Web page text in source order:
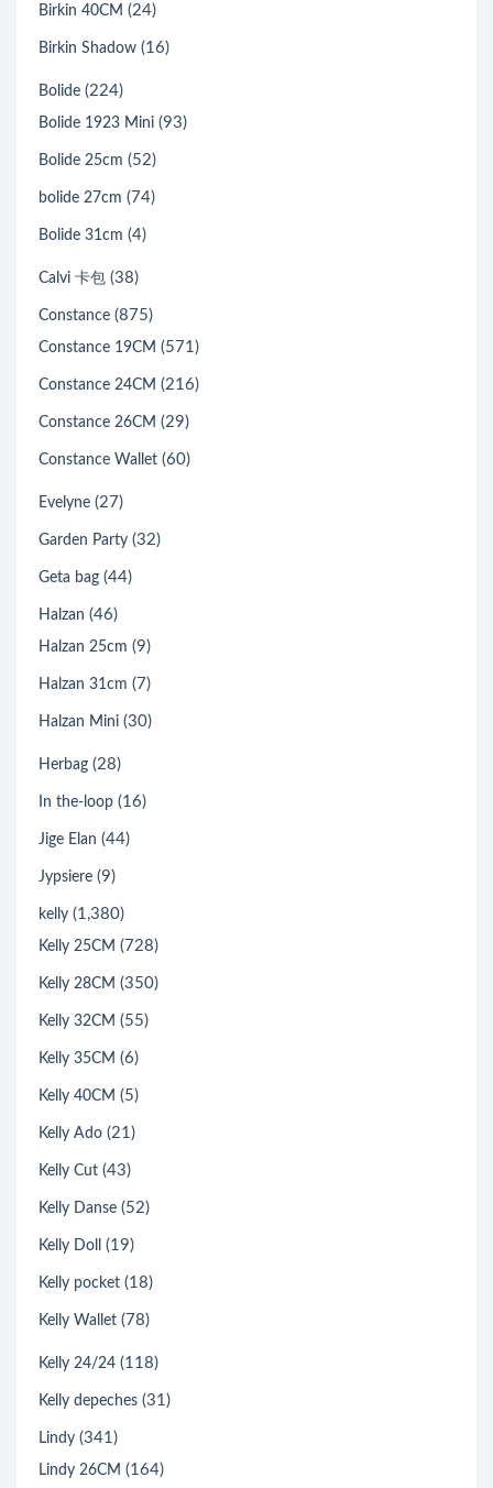
Birkin 40CM (24)
Birkin Shadow (16)
Bolide (224)
Bolide 1923 Mini (93)
Bolide 25cm (52)
bolide 27cm (74)
Bolide 31cm (4)
Calvi 卡包 (38)
Constance (875)
Constance 19CM (571)
Constance 24CM (216)
Constance 26CM (29)
Constance Wallet (60)
Evelyne (27)
Garden Party (32)
Geta bag (44)
Halzan (46)
Halzan 25cm (9)
Halzan 31cm (7)
Halzan Mini (30)
Herbag (28)
In the-loop (16)
Jige Elan (44)
Jypsiere (9)
kelly (1,380)
Kelly 25CM (728)
Kelly 28CM (350)
Kelly 32CM (55)
Kelly 35CM (6)
Kelly 40CM (5)
Kelly Ado (21)
Kelly Cut (43)
Kelly Danse (52)
Kelly Doll (19)
Kelly pocket (18)
Kelly Wallet (78)
Kelly 24/24 (118)
Kelly depeches (31)
Lindy (341)
Lindy 26CM (164)